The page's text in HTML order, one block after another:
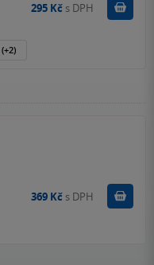
295 Kč s DPH
(+2)
369 Kč s DPH Koupit